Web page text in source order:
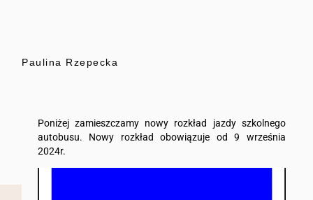
Paulina Rzepecka
Poniżej zamieszczamy nowy rozkład jazdy szkolnego
autobusu. Nowy rozkład obowiązuje od 9 września
2024r.